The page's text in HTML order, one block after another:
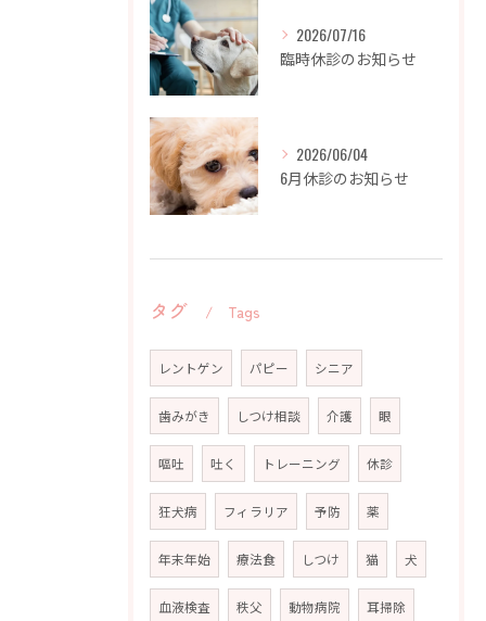
2026/07/16
臨時休診のお知らせ
2026/06/04
6月休診のお知らせ
タグ Tags
レントゲン パピー シニア
歯みがき しつけ相談 介護 眼
嘔吐 吐く トレーニング 休診
狂犬病 フィラリア 予防 薬
年末年始 療法食 しつけ 猫 犬
血液検査 秩父 動物病院 耳掃除